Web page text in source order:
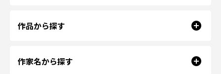
作品から探す
作家名から探す